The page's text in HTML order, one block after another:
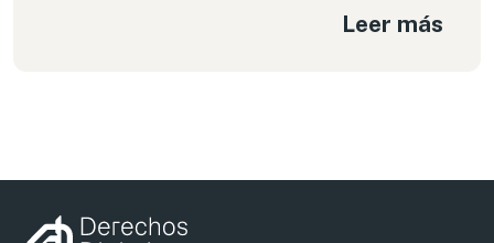
limitaciones de la perspectiva que impulsó Chile y
Leer más